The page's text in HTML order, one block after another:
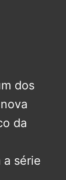
dos
da
a série